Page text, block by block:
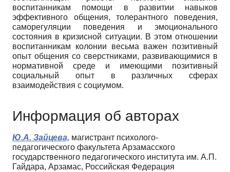
воспитанникам помощи в развитии навыков
эффективного общения, толерантного поведения,
саморегуляции поведения и эмоционального
состояния в кризисной ситуации. В этом отношении
воспитанникам колонии весьма важен позитивный
опыт общения со сверстниками, развивающимися в
нормативной среде и имеющими позитивный
социальный опыт в различных сферах
взаимодействия с социумом.
Информация об авторах
Ю.А. Зайцева, магистрант психолого-
педагогического факультета Арзамасского
государственного педагогического института им. А.П.
Гайдара, Арзамас, Российская Федерация